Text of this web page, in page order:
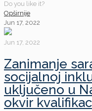
Do you like it?
Opširnije
Jun 17, 2022
Jun 17, 2022
Zanimanje
socijalnoj
uključeno u
okvir